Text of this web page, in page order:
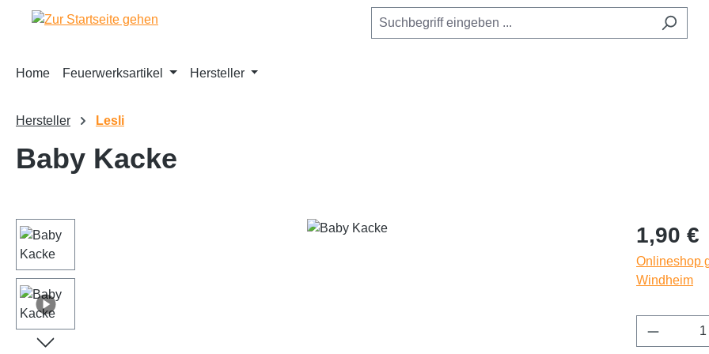
Hauptinhalt springen
Zur Suche springen
Zur Hauptnavigation springen
Home Feuerwerksartikel Hersteller
Hersteller Lesli
Baby Kacke
Bildergalerie überspringen Regulärer
1,90 €
Onlineshop
Windheim